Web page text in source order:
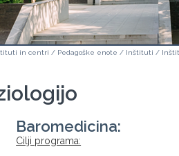
in centri / Pedagoške enote / Inštituti /
Baromedicina:
Cilji programa: